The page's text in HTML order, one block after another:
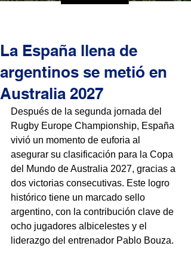
La España llena de
argentinos se metió en
Australia 2027
Después de la segunda jornada del
Rugby Europe Championship, España
vivió un momento de euforia al
asegurar su clasificación para la Copa
del Mundo de Australia 2027, gracias a
dos victorias consecutivas. Este logro
histórico tiene un marcado sello
argentino, con la contribución clave de
ocho jugadores albicelestes y el
liderazgo del entrenador Pablo Bouza.